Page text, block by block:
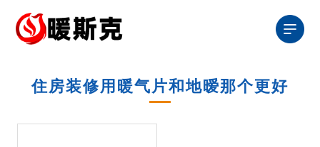
住房装修用暖气片和地暧那个更好